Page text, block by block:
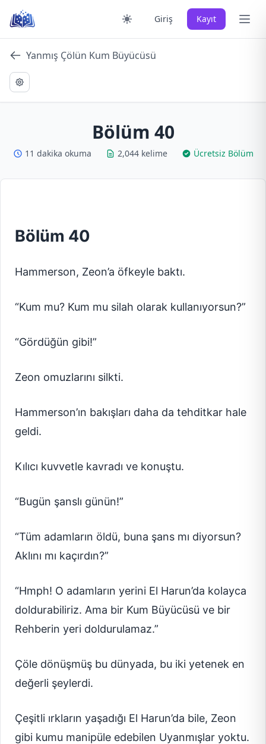
content
Giriş Kayıt Ana
Yanmış Çölün Kum Büyücüsü
Bölüm 40
11 dakika okuma 2,044 kelime Ücretsiz Bölüm
Bölüm 40
Hammerson, Zeon’a öfkeyle baktı.
“Kum mu? Kum mu silah olarak kullanıyorsun?”
“Gördüğün gibi!”
Zeon omuzlarını silkti.
Hammerson’ın bakışları daha da tehditkar hale
geldi.
Kılıcı kuvvetle kavradı ve konuştu.
“Bugün şanslı günün!”
“Tüm adamların öldü, buna şans mı diyorsun?
Aklını mı kaçırdın?”
“Hmph! O adamların yerini El Harun’da kolayca
doldurabiliriz. Ama bir Kum Büyücüsü ve bir
Rehberin yeri doldurulamaz.”
Çöle dönüşmüş bu dünyada, bu iki yetenek en
değerli şeylerdi.
Çeşitli ırkların yaşadığı El Harun’da bile, Zeon
gibi kumu manipüle edebilen Uyanmışlar yoktu.